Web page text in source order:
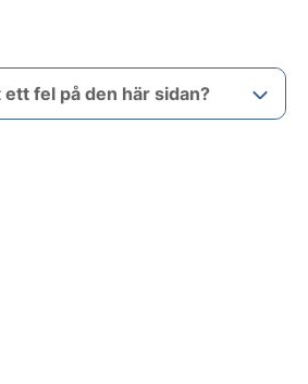
fel på den här sidan?